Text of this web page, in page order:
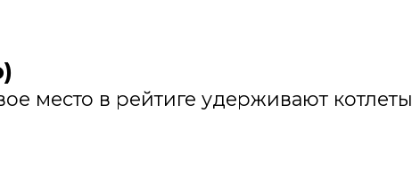
место в рейтиге удерживают котлеты